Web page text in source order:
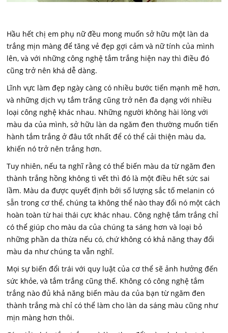
Hầu hết chị em phụ nữ đều mong muốn sở hữu một làn da
trắng mịn màng để tăng vẻ đẹp gợi cảm và nữ tính của mình
lên, và với những công nghệ tắm trắng hiện nay thì điều đó
cũng trở nên khá dễ dàng.
Lĩnh vực làm đẹp ngày càng có nhiều bước tiến mạnh mẽ hơn,
và những dịch vụ tắm trắng cũng trở nên đa dạng với nhiều
loại công nghệ khác nhau. Những người không hài lòng với
màu da của mình, sở hữu làn da ngăm đen thường muốn tiến
hành tắm trắng ở đâu tốt nhất để có thể cải thiện màu da,
khiến nó trở nên trắng hơn.
Tuy nhiên, nếu ta nghĩ rằng có thể biến màu da từ ngăm đen
thành trắng hồng không tì vết thì đó là một điều hết sức sai
lầm. Màu da được quyết định bởi số lượng sắc tố melanin có
sẵn trong cơ thể, chúng ta không thể nào thay đổi nó một cách
hoàn toàn từ hai thái cực khác nhau. Công nghệ tắm trắng chỉ
có thể giúp cho màu da của chúng ta sáng hơn và loại bỏ
những phần da thừa nếu có, chứ không có khả năng thay đổi
màu da như chúng ta vẫn nghĩ.
Mọi sự biến đổi trái với quy luật của cơ thể sẽ ảnh hưởng đến
sức khỏe, và tắm trắng cũng thế. Không có công nghệ tắm
trắng nào đủ khả năng biến màu da của bạn từ ngăm đen
thành trắng mà chỉ có thể làm cho làn da sáng màu cũng như
mịn màng hơn thôi.